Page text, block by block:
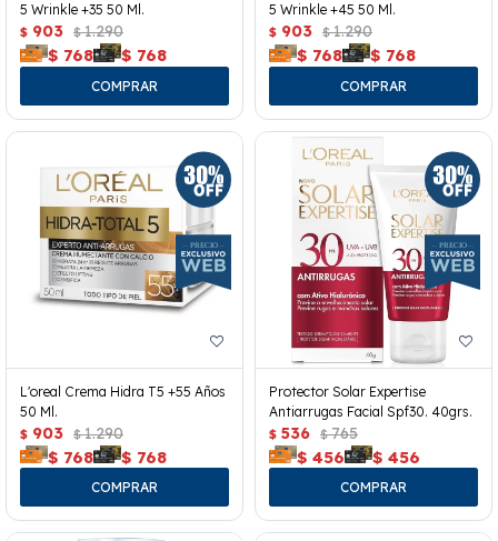
5 Wrinkle +35 50 Ml.
$ 903 $ 1.290
$ 768 $ 768
5 Wrinkle +45 50 Ml.
$ 903 $ 1.290
$ 768 $ 768
L'oreal Crema Hidra T5 +55 Años
50 Ml.
$ 903 $ 1.290
$ 768 $ 768
Protector Solar Expertise
Antiarrugas Facial Spf30. 40grs.
$ 536 $ 765
$ 456 $ 456